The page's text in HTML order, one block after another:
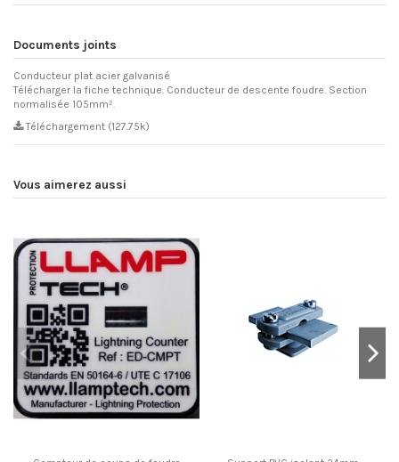
Documents joints
Conducteur plat acier galvanisé
Télécharger la fiche technique. Conducteur de descente foudre. Section
normalisée 105mm².
Téléchargement (127.75k)
Vous aimerez aussi